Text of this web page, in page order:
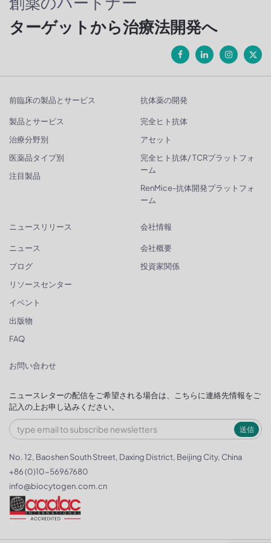
ターゲットから治療法開発へ
前臨床の製品とサービス
製品とサービス
治療分野別
医薬品タイプ別
注目製品
抗体薬の開発
完全ヒト抗体
アセット
完全ヒト抗体/ TCRプラットフォ
ーム
RenMice-抗体開発プラットフォ
ーム
ニュースリリース
ニュース
ブログ
リソースセンター
イベント
出版物
FAQ
会社情報
会社概要
投資家関係
お問い合わせ
ニュースレターの配信をご希望される場合は、こちらに連絡先情報をご
記入の上お申し込みください。
送信
No. 12, Baoshen South Street, Daxing District, Beijing City, China
+86 (0)10-56967680
info@biocytogen.com.cn